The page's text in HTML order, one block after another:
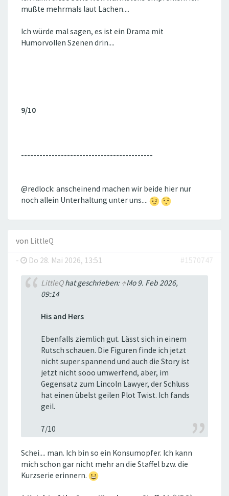
mußte mehrmals laut Lachen....
Ich würde mal sagen, es ist ein Drama mit
Humorvollen Szenen drin....
9/10
-------------------------------------------
@redlock: anscheinend machen wir beide hier nur
noch allein Unterhaltung unter uns....
von LittleQ
-
Do 28. Mai 2026, 13:51 #1570747
LittleQhat geschrieben: ↑Mo 9. Feb 2026,
09:14
His and Hers
Ebenfalls ziemlich gut. Lässt sich in einem
Rutsch schauen. Die Figuren finde ich jetzt
nicht super spannend und auch die Story ist
jetzt nicht sooo umwerfend, aber, im
Gegensatz zum Lincoln Lawyer, der Schluss
hat einen übelst geilen Plot Twist. Ich fands
geil.
7/10
Schei.... man. Ich bin so ein Konsumopfer. Ich kann
mich schon gar nicht mehr an die Staffel bzw. die
Kurzserie erinnern.